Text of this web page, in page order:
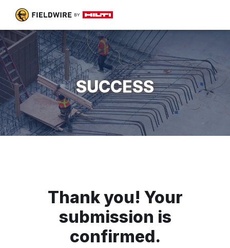
SUCCESS
Thank you! Your
submission is
confirmed.